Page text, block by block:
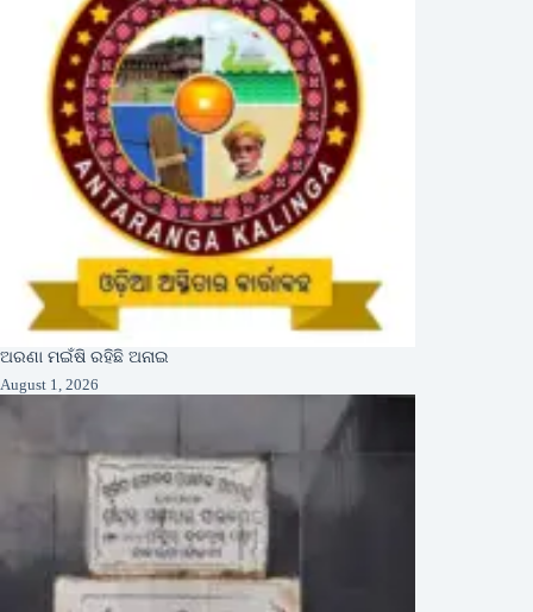
ଅରଣା ମଇଁଷି ରହିଛି ଅନାଇ
August 1, 2026